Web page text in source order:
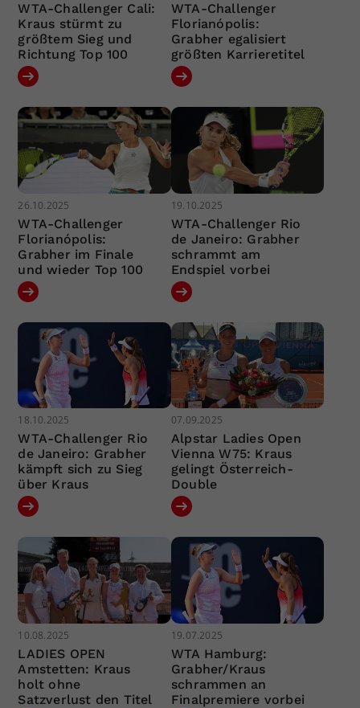
WTA-Challenger Cali:
Kraus stürmt zu
größtem Sieg und
Richtung Top 100
WTA-Challenger
Florianópolis:
Grabher egalisiert
größten Karrieretitel
26.10.2025
WTA-Challenger
Florianópolis:
Grabher im Finale
und wieder Top 100
19.10.2025
WTA-Challenger Rio
de Janeiro: Grabher
schrammt am
Endspiel vorbei
18.10.2025
WTA-Challenger Rio
de Janeiro: Grabher
kämpft sich zu Sieg
über Kraus
07.09.2025
Alpstar Ladies Open
Vienna W75: Kraus
gelingt Österreich-
Double
10.08.2025
LADIES OPEN
Amstetten: Kraus
holt ohne
Satzverlust den Titel
19.07.2025
WTA Hamburg:
Grabher/Kraus
schrammen an
Finalpremiere vorbei